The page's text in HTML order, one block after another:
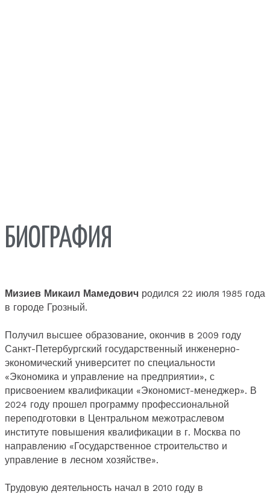
БИОГРАФИЯ
Мизиев Микаил Мамедович родился 22 июля 1985 года
в городе Грозный.
Получил высшее образование, окончив в 2009 году
Санкт-Петербургский государственный инженерно-
экономический университет по специальности
«Экономика и управление на предприятии», с
присвоением квалификации «Экономист-менеджер». В
2024 году прошел программу профессиональной
переподготовки в Центральном межотраслевом
институте повышения квалификации в г. Москва по
направлению «Государственное строительство и
управление в лесном хозяйстве».
Трудовую деятельность начал в 2010 году в